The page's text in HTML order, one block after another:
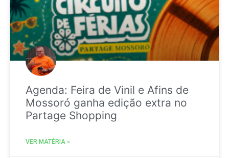
Agenda: Feira de Vinil e Afins de
Mossoró ganha edição extra no
Partage Shopping
VER MATÉRIA »